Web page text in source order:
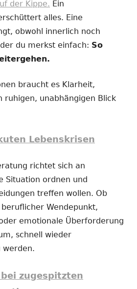
der Kippe. Ein
alles. Eine
obwohl innerlich noch
du merkst einfach: So
braucht es Klarheit,
ruhigen, unabhängigen Blick
Lebenskrisen
richtet sich an
Situation ordnen und
treffen wollen. Ob
Wendepunkt,
emotionale Überforderung
schnell wieder
werden.
zugespitzten